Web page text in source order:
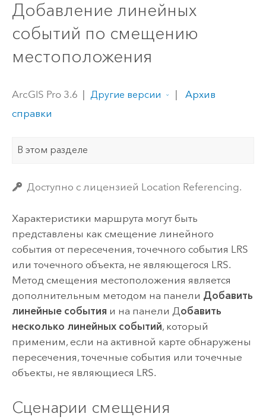
Добавление линейных
событий по смещению
местоположения
ArcGIS Pro 3.6 | Другие версии |
Архив
справки
В этом разделе
Доступно с лицензией Location Referencing.
Характеристики маршрута могут быть
представлены как смещение линейного
события от пересечения, точечного события LRS
или точечного объекта, не являющегося LRS.
Метод смещения местоположения является
дополнительным методом на панели Добавить
линейные события и на панели Д обавить
несколько линейных событий, который
применим, если на активной карте обнаружены
пересечения, точечные события или точечные
объекты, не являющиеся LRS.
Сценарии смещения